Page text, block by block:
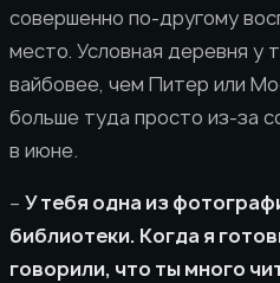
совершенно по-другому
место. Условная деревня у
вайбовее, чем Питер или
больше туда просто из-за
в июне.
– У тебя одна из
библиотеки. Когда я
говорили, что ты много